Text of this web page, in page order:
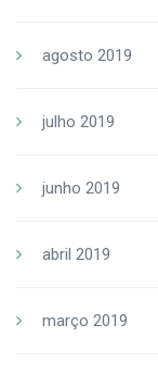
agosto 2019
julho 2019
junho 2019
abril 2019
março 2019